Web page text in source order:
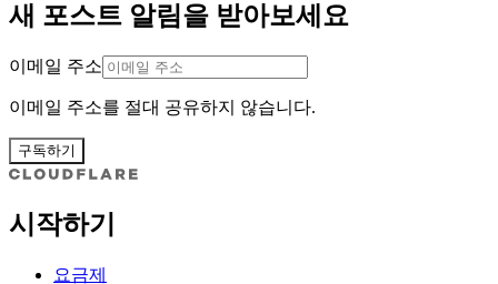
새 포스트 알림을 받아보세요
이메일 주소
이메일 주소를 절대 공유하지 않습니다.
구독하기
시작하기
요금제